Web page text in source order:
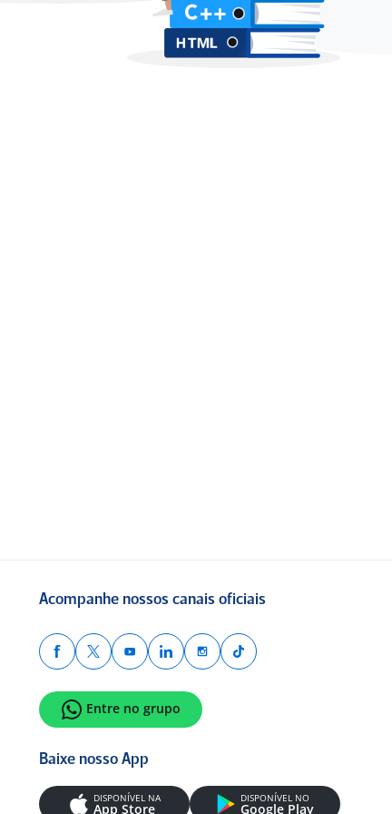
Acompanhe nossos canais oficiais
Entre no grupo
Baixe nosso App
DISPONÍVEL NA
App Store
DISPONÍVEL NO
Google Play